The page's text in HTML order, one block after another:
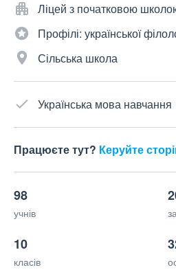
Ліцей з початковою
Профілі: української
Сільська школа
Українська мова навчання
Працюєте тут? Керуйте
98
учнів
10
класів